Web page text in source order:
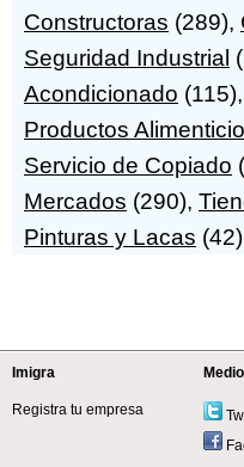
Constructoras (289),
Seguridad Industrial
Acondicionado (115),
Productos
Servicio de Copiado
Mercados (290),
Pinturas y Lacas
Imigra
Registra tu empresa